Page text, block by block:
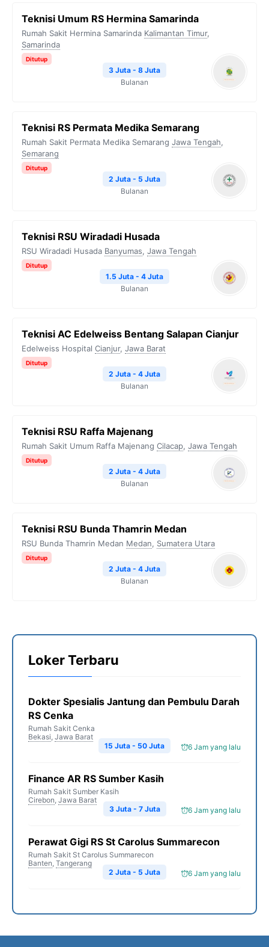
Teknisi Umum RS Hermina Samarinda
Rumah Sakit Hermina Samarinda Kalimantan Timur,
Samarinda
Ditutup
3 Juta - 8 Juta
Bulanan
Teknisi RS Permata Medika Semarang
Rumah Sakit Permata Medika Semarang Jawa Tengah,
Semarang
Ditutup
2 Juta - 5 Juta
Bulanan
Teknisi RSU Wiradadi Husada
RSU Wiradadi Husada Banyumas, Jawa Tengah
Ditutup
1.5 Juta - 4 Juta
Bulanan
Teknisi AC Edelweiss Bentang Salapan Cianjur
Edelweiss Hospital Cianjur, Jawa Barat
Ditutup
2 Juta - 4 Juta
Bulanan
Teknisi RSU Raffa Majenang
Rumah Sakit Umum Raffa Majenang Cilacap, Jawa Tengah
Ditutup
2 Juta - 4 Juta
Bulanan
Teknisi RSU Bunda Thamrin Medan
RSU Bunda Thamrin Medan Medan, Sumatera Utara
Ditutup
2 Juta - 4 Juta
Bulanan
Loker Terbaru
Dokter Spesialis Jantung dan Pembulu Darah
RS Cenka
Rumah Sakit Cenka
Bekasi, Jawa Barat
6 Jam yang lalu
15 Juta - 50 Juta
Finance AR RS Sumber Kasih
Rumah Sakit Sumber Kasih
Cirebon, Jawa Barat
6 Jam yang lalu
3 Juta - 7 Juta
Perawat Gigi RS St Carolus Summarecon
Rumah Sakit St Carolus Summarecon
Banten, Tangerang
6 Jam yang lalu
2 Juta - 5 Juta